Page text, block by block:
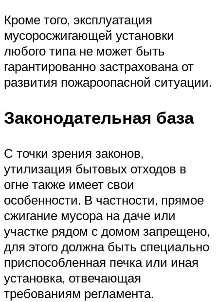
Кроме того, эксплуатация
мусоросжигающей установки
любого типа не может быть
гарантированно застрахована от
развития пожароопасной ситуации.
Законодательная база
С точки зрения законов,
утилизация бытовых отходов в
огне также имеет свои
особенности. В частности, прямое
сжигание мусора на даче или
участке рядом с домом запрещено,
для этого должна быть специально
приспособленная печка или иная
установка, отвечающая
требованиям регламента.